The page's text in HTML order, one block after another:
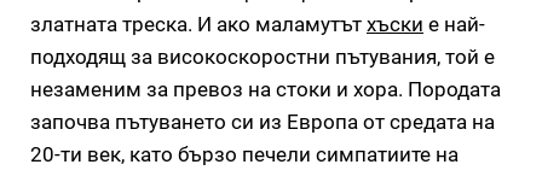
златната треска. И ако маламутът хъски е най-
подходящ за високоскоростни пътувания, той е
незаменим за превоз на стоки и хора. Породата
започва пътуването си из Европа от средата на
20-ти век, като бързо печели симпатиите на